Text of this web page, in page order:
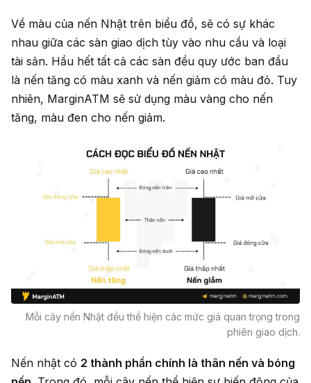
Về màu của nến Nhật trên biểu đồ, sẽ có sự khác
nhau giữa các sàn giao dịch tùy vào nhu cầu và loại
tài sản. Hầu hết tất cả các sàn đều quy ước ban đầu
là nến tăng có màu xanh và nến giảm có màu đỏ. Tuy
nhiên, MarginATM sẽ sử dụng màu vàng cho nến
tăng, màu đen cho nến giảm.
Mỗi cây nến Nhật đều thể hiện các mức giá quan trọng trong
phiên giao dịch.
Nến nhật có 2 thành phần chính là thân nến và bóng